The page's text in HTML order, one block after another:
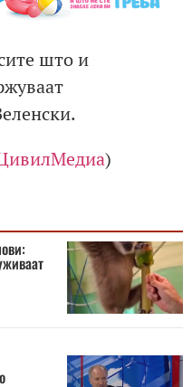
што и
)